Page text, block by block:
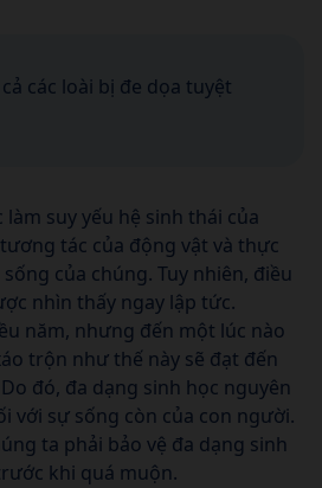
các loài bị đe dọa tuyệt
suy yếu hệ sinh thái của
tác của động vật và thực
của chúng. Tuy nhiên, điều
nhìn thấy ngay lập tức.
năm, nhưng đến một lúc nào
trộn như thế này sẽ đạt đến
đó, đa dạng sinh học nguyên
với sự sống còn của con người.
ta phải bảo vệ đa dạng sinh
khi quá muộn.